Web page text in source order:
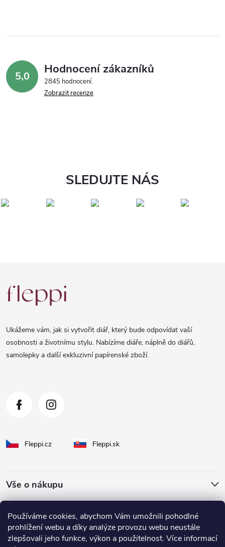
Používáme cookies, abychom Vám umožnili pohodlné
prohlížení webu a díky analýze provozu webu neustále
zlepšovali jeho funkce, výkon a použitelnost. Více informací
5,0 Hodnocení zákazníků
2845 hodnocení
Zobrazit recenze
SLEDUJTE NÁS
á
Ukážeme vám, jak si vytvořit diář, který bude odpovídat vaší
osobnosti a životnímu stylu. Nabízíme diáře, náplně do diářů,
samolepky a další exkluzivní papírenské zboží.
Fleppi.cz Fleppi.sk
Vše o nákupu
O Fleppi
Inspirace pro vás